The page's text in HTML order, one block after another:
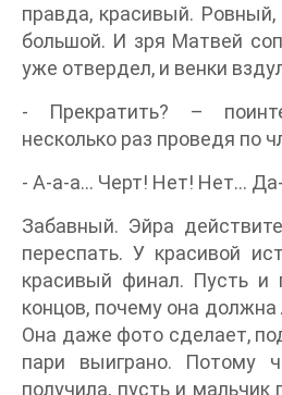
правда, красивый.
большой. И зря Матвей
уже отвердел, и венки
- Прекратить? –
несколько раз проведя по
- А-а-а… Черт! Нет! Нет…
Забавный. Эйра
переспать. У красивой
красивый финал. Пусть и
концов, почему она
Она даже фото сделает,
пари выиграно. Потому
получила, пусть и мальчик